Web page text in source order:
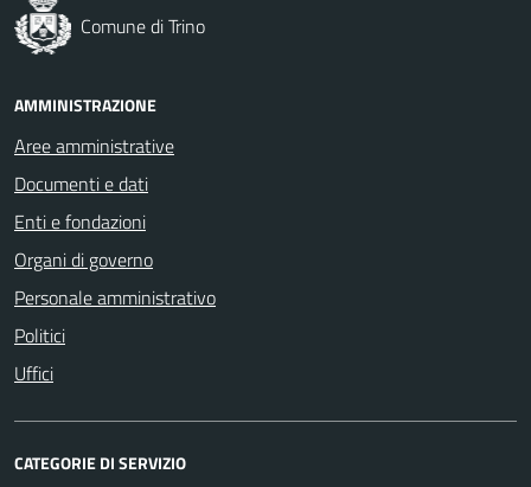
Comune di Trino
AMMINISTRAZIONE
Aree amministrative
Documenti e dati
Enti e fondazioni
Organi di governo
Personale amministrativo
Politici
Uffici
CATEGORIE DI SERVIZIO